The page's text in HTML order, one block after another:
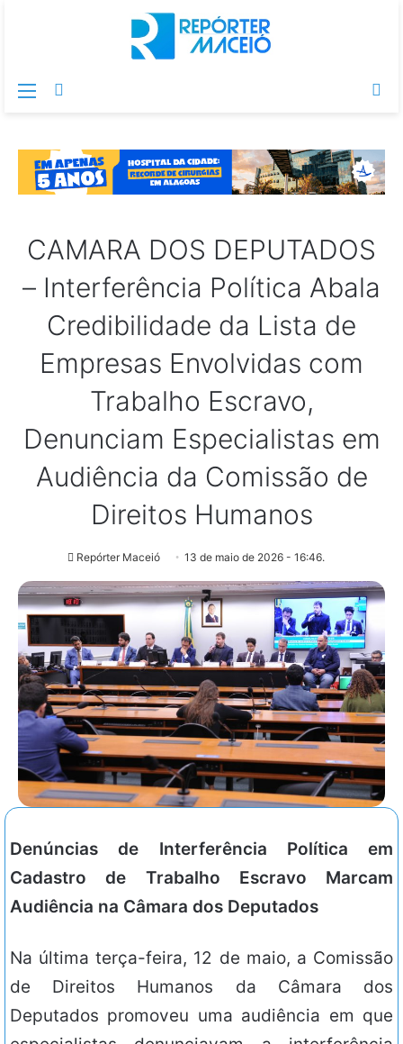
Menu
CAMARA DOS DEPUTADOS
– Interferência Política Abala
Credibilidade da Lista de
Empresas Envolvidas com
Trabalho Escravo,
Denunciam Especialistas em
Audiência da Comissão de
Direitos Humanos
Repórter Maceió 13 de maio de 2026 - 16:46.
Denúncias de Interferência Política em
Cadastro de Trabalho Escravo Marcam
Audiência na Câmara dos Deputados
Na última terça-feira, 12 de maio, a Comissão
de Direitos Humanos da Câmara dos
Deputados promoveu uma audiência em que